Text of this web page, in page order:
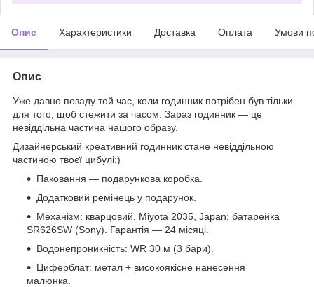
Опис Характеристики Доставка Оплата Умови
Опис
Уже давно позаду той час, коли годинник потрібен був тільки
для того, щоб стежити за часом. Зараз годинник — це
невіддільна частина нашого образу.
Дизайнерський креативний годинник стане невіддільною
частиною твоєї цибулі:)
Паковання — подарункова коробка.
Додатковий ремінець у подарунок.
Механізм: кварцовий, Miyota 2035, Japan; батарейка
SR626SW (Sony). Гарантія — 24 місяці.
Водонепроникність: WR 30 м (3 бари).
Циферблат: метал + високоякісне нанесення
малюнка.